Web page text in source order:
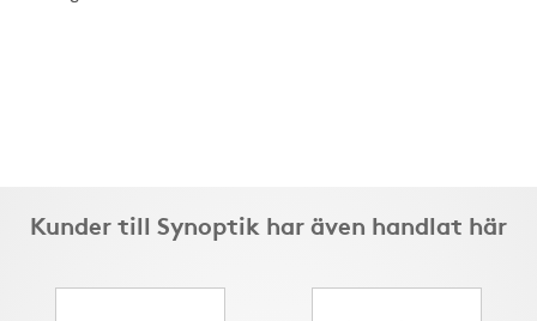
Kunder till Synoptik har även handlat här